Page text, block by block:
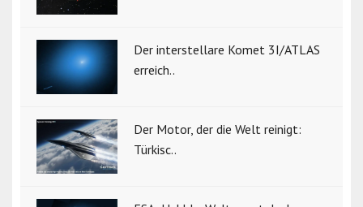
Der interstellare Komet 3I/ATLAS
erreich..
Der Motor, der die Welt reinigt:
Türkisc..